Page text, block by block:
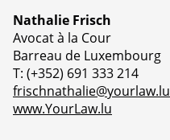
Nathalie Frisch
Avocat à la Cour
Barreau de Luxembourg
T: (+352) 691 333 214
frischnathalie@yourlaw.lu
www.YourLaw.lu